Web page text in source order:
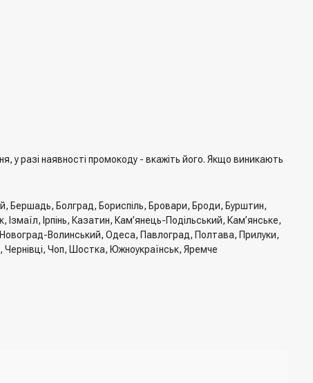
у разі наявності промокоду - вкажіть його. Якщо виникають
Бершадь, Болград, Бориспіль, Бровари, Броди, Бурштин,
Ірпінь, Казатин, Кам’янець-Подільський, Кам’янське,
Волинський, Одеса, Павлоград, Полтава, Прилуки,
Чоп, Шостка, Южноукраїнськ, Яремче